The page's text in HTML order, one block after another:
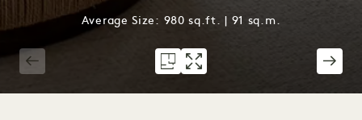
Average Size: 980 sq.ft. | 91 sq.m.